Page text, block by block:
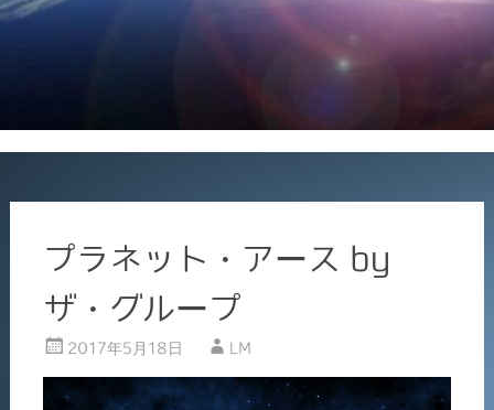
プラネット・アース by
ザ・グループ
2017年5月18日 LM